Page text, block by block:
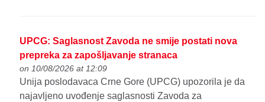
UPCG: Saglasnost Zavoda ne smije postati nova
prepreka za zapošljavanje stranaca
on 10/08/2026 at 12:09
Unija poslodavaca Crne Gore (UPCG) upozorila je da
najavljeno uvođenje saglasnosti Zavoda za